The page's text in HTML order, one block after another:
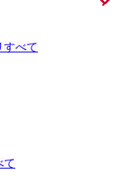
すべて
て